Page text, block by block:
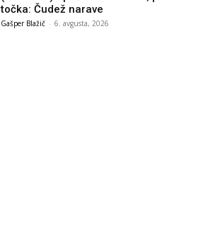
točka: Čudež narave
Gašper Blažič - 6. avgusta, 2026